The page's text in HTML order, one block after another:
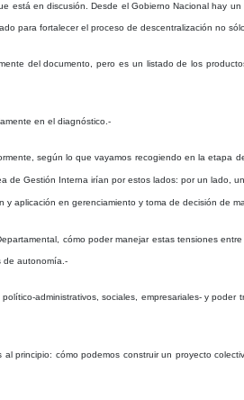
en discusión. Desde el Gobierno Nacional hay
para fortalecer el proceso de descentralización no
del documento, pero es un listado de los
en el diagnóstico.-
según lo que vayamos recogiendo en la etapa
Gestión Interna irían por estos lados: por un lado,
y aplicación en gerenciamiento y toma de decisión de
cómo poder manejar estas tensiones
de autonomía.-
administrativos, sociales, empresariales- y poder
principio: cómo podemos construir un proyecto